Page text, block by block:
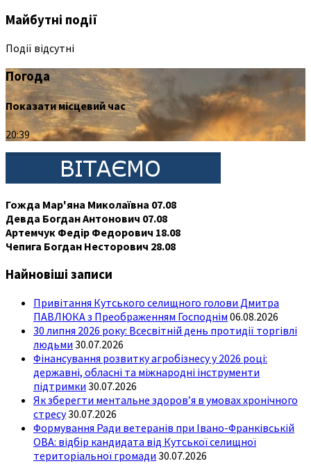
Майбутні події
Події відсутні
Погода
Показати місцевий час
20:39
Гожда Мар'яна Миколаївна 07.08
Девда Богдан Антонович 07.08
Артемчук Федір Федорович 18.08
Чепига Богдан Несторович 28.08
Найновіші записи
Привітання Кутського селищного голови Дмитра
ПАВЛЮКА з Преображенням Господнім 06.08.2026
30 липня 2026 року: Всесвітній день протидії торгівлі
людьми 30.07.2026
Фінансування розвитку агробізнесу у 2026 році:
державні, обласні та міжнародні інструменти
підтримки 30.07.2026
Як зберегти ментальне здоров’я в умовах хронічного
стресу30.07.2026
Формування Ради ветеранів при Івано-Франківській
ОВА: відбір кандидата від Кутської селищної
територіальної громади 30.07.2026